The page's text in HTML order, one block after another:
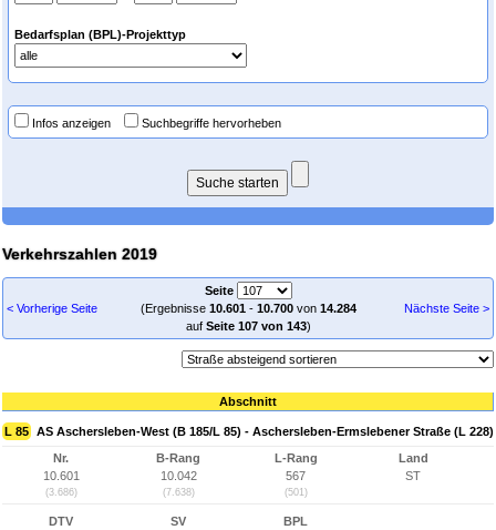
Bedarfsplan (BPL)-Projekttyp
Infos anzeigen Suchbegriffe hervorheben
Verkehrszahlen 2019
< Vorherige Seite
Seite
(Ergebnisse 10.601- 10.700von 14.284
auf Seite 107 von 143)
Nächste Seite >
Abschnitt
L 85 AS Aschersleben-West (B 185/L 85) - Aschersleben-Ermslebener Straße (L 228)
Nr.
10.601
(3.686)
B-Rang
10.042
(7.638)
L-Rang
567
(501)
Land
ST
DTV
SV
BPL